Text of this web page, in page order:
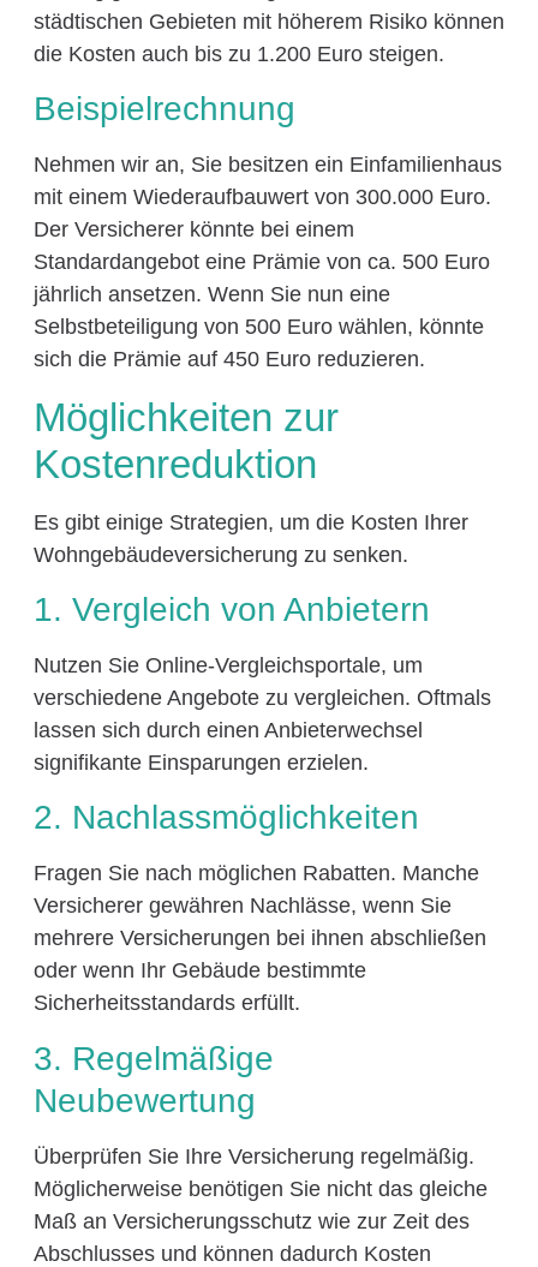
städtischen Gebieten mit höherem Risiko können
die Kosten auch bis zu 1.200 Euro steigen.
Beispielrechnung
Nehmen wir an, Sie besitzen ein Einfamilienhaus
mit einem Wiederaufbauwert von 300.000 Euro.
Der Versicherer könnte bei einem
Standardangebot eine Prämie von ca. 500 Euro
jährlich ansetzen. Wenn Sie nun eine
Selbstbeteiligung von 500 Euro wählen, könnte
sich die Prämie auf 450 Euro reduzieren.
Möglichkeiten zur
Kostenreduktion
Es gibt einige Strategien, um die Kosten Ihrer
Wohngebäudeversicherung zu senken.
1. Vergleich von Anbietern
Nutzen Sie Online-Vergleichsportale, um
verschiedene Angebote zu vergleichen. Oftmals
lassen sich durch einen Anbieterwechsel
signifikante Einsparungen erzielen.
2. Nachlassmöglichkeiten
Fragen Sie nach möglichen Rabatten. Manche
Versicherer gewähren Nachlässe, wenn Sie
mehrere Versicherungen bei ihnen abschließen
oder wenn Ihr Gebäude bestimmte
Sicherheitsstandards erfüllt.
3. Regelmäßige
Neubewertung
Überprüfen Sie Ihre Versicherung regelmäßig.
Möglicherweise benötigen Sie nicht das gleiche
Maß an Versicherungsschutz wie zur Zeit des
Abschlusses und können dadurch Kosten